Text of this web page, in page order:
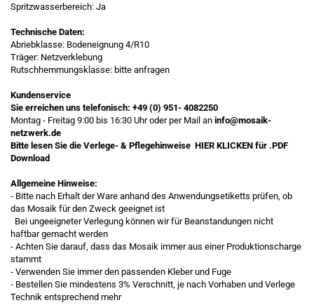
Spritzwasserbereich: Ja
Technische Daten:
Abriebklasse: Bodeneignung 4/R10
Träger: Netzverklebung
Rutschhemmungsklasse: bitte anfragen
Kundenservice
Sie erreichen uns telefonisch: +49 (0) 951- 4082250
Montag - Freitag 9:00 bis 16:30 Uhr oder per Mail an info@mosaik-
netzwerk.de
Bitte lesen Sie die Verlege- & Pflegehinweise HIER KLICKEN für .PDF
Download
Allgemeine Hinweise:
- Bitte nach Erhalt der Ware anhand des Anwendungsetiketts prüfen, ob
das Mosaik für den Zweck geeignet ist
Bei ungeeigneter Verlegung können wir für Beanstandungen nicht
haftbar gemacht werden
- Achten Sie darauf, dass das Mosaik immer aus einer Produktionscharge
stammt
- Verwenden Sie immer den passenden Kleber und Fuge
- Bestellen Sie mindestens 3% Verschnitt, je nach Vorhaben und Verlege
Technik entsprechend mehr